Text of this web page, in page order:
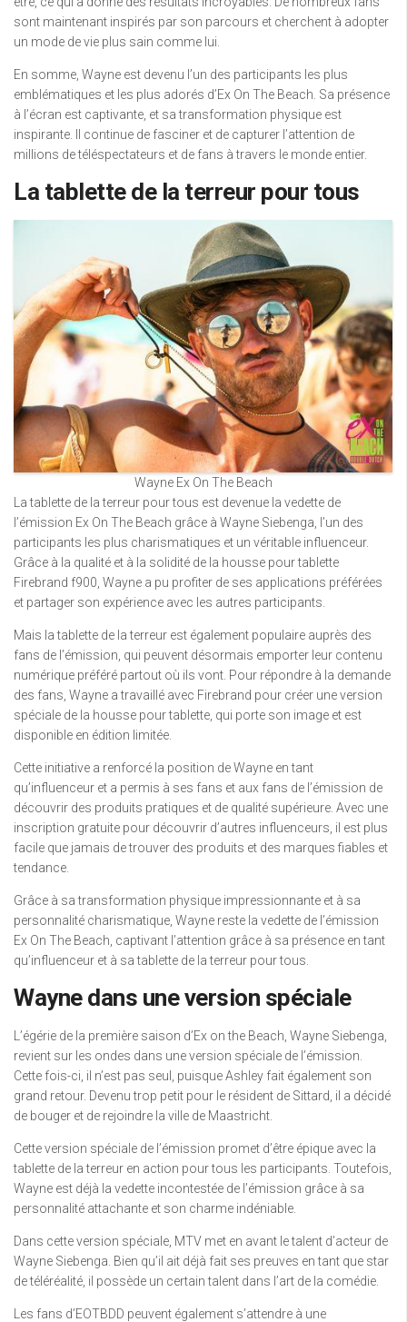
sont maintenant inspirés par son parcours et cherchent à adopter
un mode de vie plus sain comme lui.
En somme, Wayne est devenu l’un des participants les plus
emblématiques et les plus adorés d’Ex On The Beach. Sa présence
à l’écran est captivante, et sa transformation physique est
inspirante. Il continue de fasciner et de capturer l’attention de
millions de téléspectateurs et de fans à travers le monde entier.
La tablette de la terreur pour tous
Wayne Ex On The Beach
La tablette de la terreur pour tous est devenue la vedette de
l’émission Ex On The Beach grâce à Wayne Siebenga, l’un des
participants les plus charismatiques et un véritable influenceur.
Grâce à la qualité et à la solidité de la housse pour tablette
Firebrand f900, Wayne a pu profiter de ses applications préférées
et partager son expérience avec les autres participants.
Mais la tablette de la terreur est également populaire auprès des
fans de l’émission, qui peuvent désormais emporter leur contenu
numérique préféré partout où ils vont. Pour répondre à la demande
des fans, Wayne a travaillé avec Firebrand pour créer une version
spéciale de la housse pour tablette, qui porte son image et est
disponible en édition limitée.
Cette initiative a renforcé la position de Wayne en tant
qu’influenceur et a permis à ses fans et aux fans de l’émission de
découvrir des produits pratiques et de qualité supérieure. Avec une
inscription gratuite pour découvrir d’autres influenceurs, il est plus
facile que jamais de trouver des produits et des marques fiables et
tendance.
Grâce à sa transformation physique impressionnante et à sa
personnalité charismatique, Wayne reste la vedette de l’émission
Ex On The Beach, captivant l’attention grâce à sa présence en tant
qu’influenceur et à sa tablette de la terreur pour tous.
Wayne dans une version spéciale
L’égérie de la première saison d’Ex on the Beach, Wayne Siebenga,
revient sur les ondes dans une version spéciale de l’émission.
Cette fois-ci, il n’est pas seul, puisque Ashley fait également son
grand retour. Devenu trop petit pour le résident de Sittard, il a décidé
de bouger et de rejoindre la ville de Maastricht.
Cette version spéciale de l’émission promet d’être épique avec la
tablette de la terreur en action pour tous les participants. Toutefois,
Wayne est déjà la vedette incontestée de l’émission grâce à sa
personnalité attachante et son charme indéniable.
Dans cette version spéciale, MTV met en avant le talent d’acteur de
Wayne Siebenga. Bien qu’il ait déjà fait ses preuves en tant que star
de téléréalité, il possède un certain talent dans l’art de la comédie.
Les fans d’EOTBDD peuvent également s’attendre à une